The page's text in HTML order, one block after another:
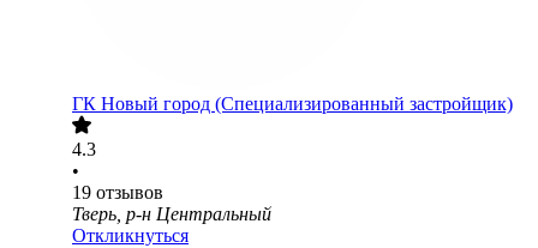
ГК Новый город (Специализированный застройщик)
4.3
•
19 отзывов
Тверь, р-н Центральный
Откликнуться